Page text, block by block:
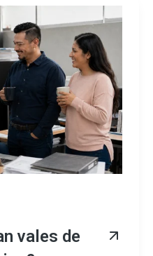
vales de